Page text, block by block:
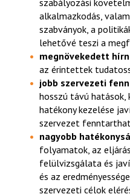
szabályozási
alkalmazkodás,
szabványok, a
lehetővé teszi a
megnövekedett
az érintettek
jobb szervezeti
hosszú távú hatások,
hatékony kezelése
szervezet
nagyobb
folyamatok, az
felülvizsgálata és
és az
szervezeti célok